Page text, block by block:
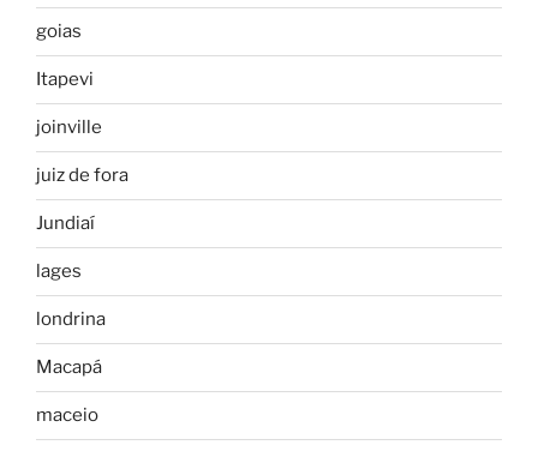
goias
Itapevi
joinville
juiz de fora
Jundiaí
lages
londrina
Macapá
maceio